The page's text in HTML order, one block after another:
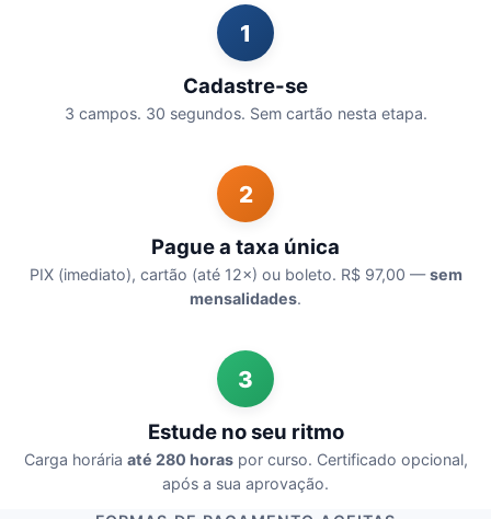
1
Cadastre-se
3 campos. 30 segundos. Sem cartão nesta etapa.
2
Pague a taxa única
PIX (imediato), cartão (até 12×) ou boleto. R$ 97,00 —sem
mensalidades.
3
Estude no seu ritmo
Carga horária até 280 horaspor curso. Certificado opcional,
após a sua aprovação.